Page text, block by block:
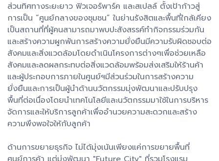
ส่วนทิศทางระยะยาว ฟิวเจอร์พาร์ค และสเปลล์ ตั้งเป้าก้าวสู่
การเป็น “ศูนย์กลางของชุมชน” ในย่านรังสิตและพื้นที่ใกล้เคียง
เป็นสถานที่ที่ผู้คนสามารถมาพบปะสังสรรค์ทำกิจกรรมร่วมกัน
และสร้างความผูกพันการสร้างความยั่งยืนมีความรับผิดชอบต่อ
สังคมและสิ่งแวดล้อมโดยดำเนินโครงการต่างๆเพื่อช่วยเหลือ
สังคมและลดผลกระทบต่อสิ่งแวดล้อมพร้อมส่งเสริมให้ร้านค้า
และผู้ประกอบการภายในศูนย์ฯมีส่วนร่วมในการสร้างความ
ยั่งยืนและการเป็นผู้นำด้านนวัตกรรมมุ่งพัฒนาและปรับปรุง
พื้นที่ต่อเนื่องโดยนำเทคโนโลยีและนวัตกรรมมาใช้ในการบริหาร
จัดการและให้บริการลูกค้าเพื่ออำนวยความสะดวกและสร้าง
ความพึงพอใจให้กับลูกค้า
ด้านการขยายธุรกิจ ไม่ได้มุ่งเน้นเพียงแค่การขยายพื้นที่